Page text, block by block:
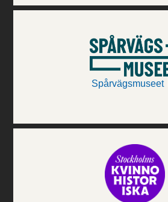
Spårvägsmuseet